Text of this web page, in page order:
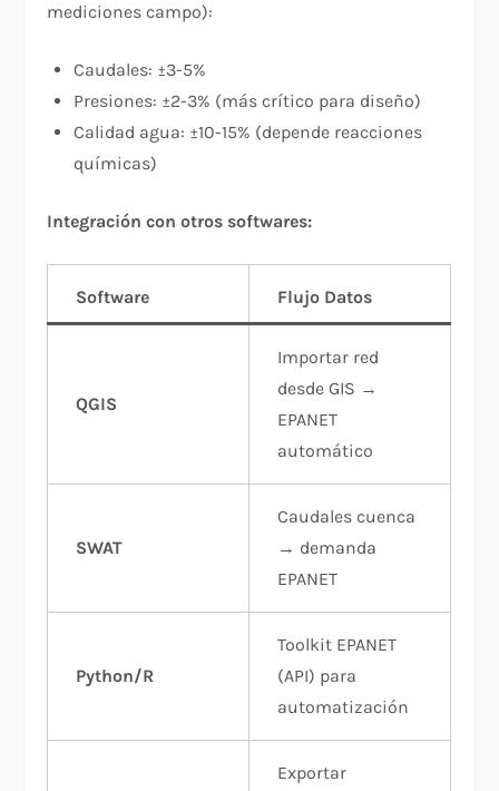
mediciones campo):
Caudales: ±3-5%
Presiones: ±2-3% (más crítico para diseño)
Calidad agua: ±10-15% (depende reacciones
químicas)
Integración con otros softwares:
Software Flujo Datos
QGIS
Importar red
desde GIS →
EPANET
automático
SWAT
Caudales cuenca
→ demanda
EPANET
Python/R
Toolkit EPANET
(API) para
automatización
Exportar